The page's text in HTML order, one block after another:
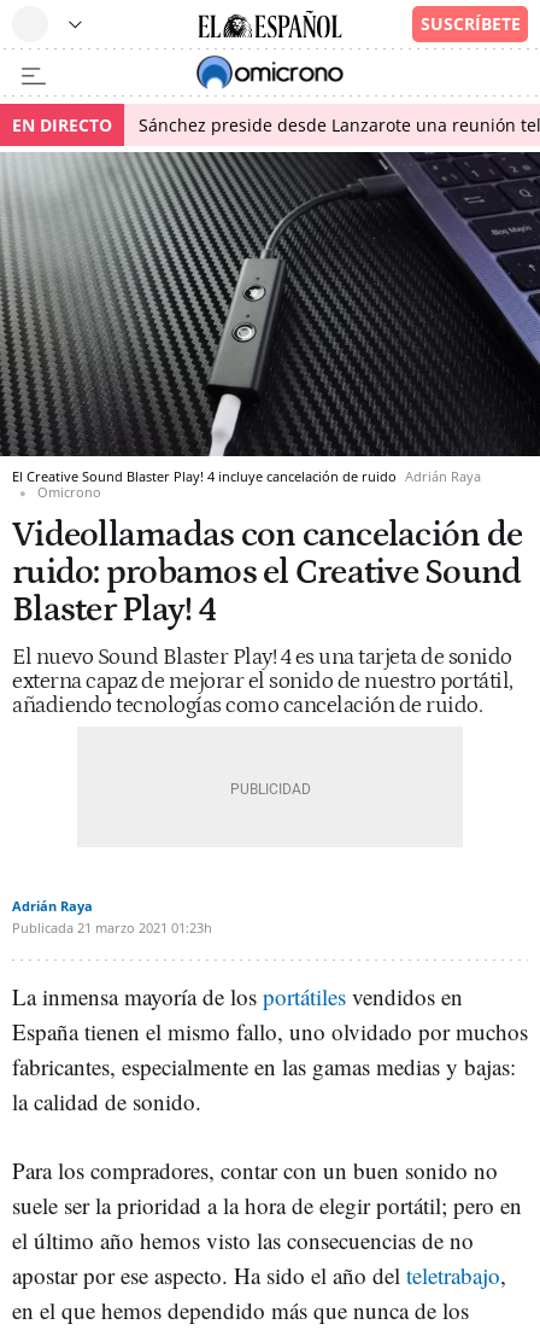
EN DIRECTO Sánchez preside desde Lanzarote una reunión
El Creative Sound Blaster Play! 4 incluye cancelación de ruido Adrián Raya
Omicrono
Videollamadas con cancelación de
ruido: probamos el Creative Sound
Blaster Play! 4
El nuevo Sound Blaster Play! 4 es una tarjeta de sonido
externa capaz de mejorar el sonido de nuestro portátil,
añadiendo tecnologías como cancelación de ruido.
Adrián Raya
Publicada 21 marzo 2021 01:23h
La inmensa mayoría de los portátiles vendidos en
España tienen el mismo fallo, uno olvidado por muchos
fabricantes, especialmente en las gamas medias y bajas:
la calidad de sonido.
Para los compradores, contar con un buen sonido no
suele ser la prioridad a la hora de elegir portátil; pero en
el último año hemos visto las consecuencias de no
apostar por ese aspecto. Ha sido el año del teletrabajo,
en el que hemos dependido más que nunca de los